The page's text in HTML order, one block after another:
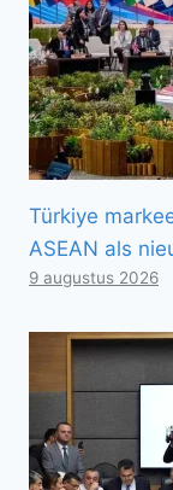
Türkiye
ASEAN als
9 augustus 2026